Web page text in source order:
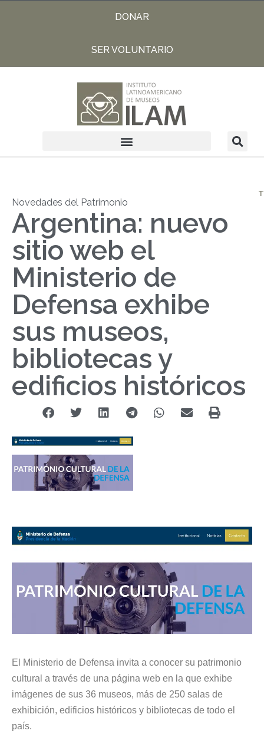
DONAR
SER VOLUNTARIO
Novedades del Patrimonio
Argentina: nuevo
sitio web el
Ministerio de
Defensa exhibe
sus museos,
bibliotecas y
edificios históricos
El Ministerio de Defensa invita a conocer su patrimonio
cultural a través de una página web en la que exhibe
imágenes de sus 36 museos, más de 250 salas de
exhibición, edificios históricos y bibliotecas de todo el
país.